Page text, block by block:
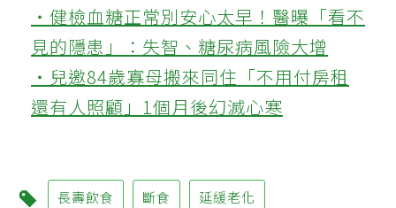
‧健檢血糖正常別安心太早！醫曝「看不
見的隱患」：失智、糖尿病風險大增
‧兒邀84歲寡母搬來同住「不用付房租
還有人照顧」1個月後幻滅心寒
長壽飲食 斷食 延緩老化